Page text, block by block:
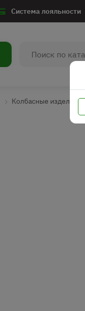
Система лояльности
Колбасные изделия